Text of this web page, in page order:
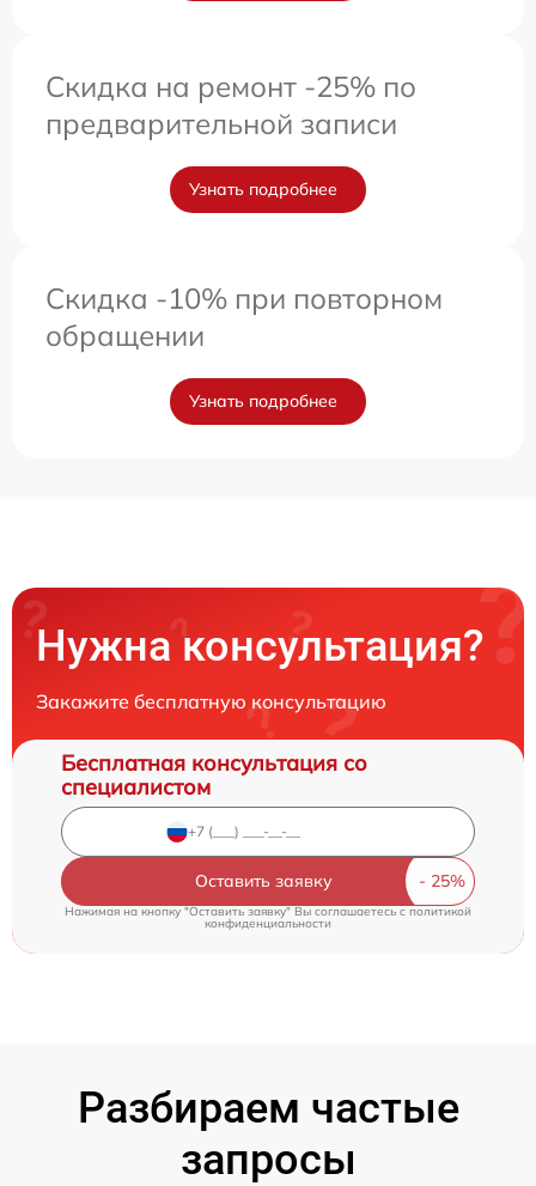
Скидка на ремонт -25% по
предварительной записи
Узнать подробнее
Скидка -10% при повторном
обращении
Узнать подробнее
Нужна консультация?
Закажите бесплатную консультацию
Бесплатная консультация со
специалистом
Оставить заявку
Нажимая на кнопку "Оставить заявку" Вы соглашаетесь cполитикой
конфиденциальности
Разбираем частые
запросы